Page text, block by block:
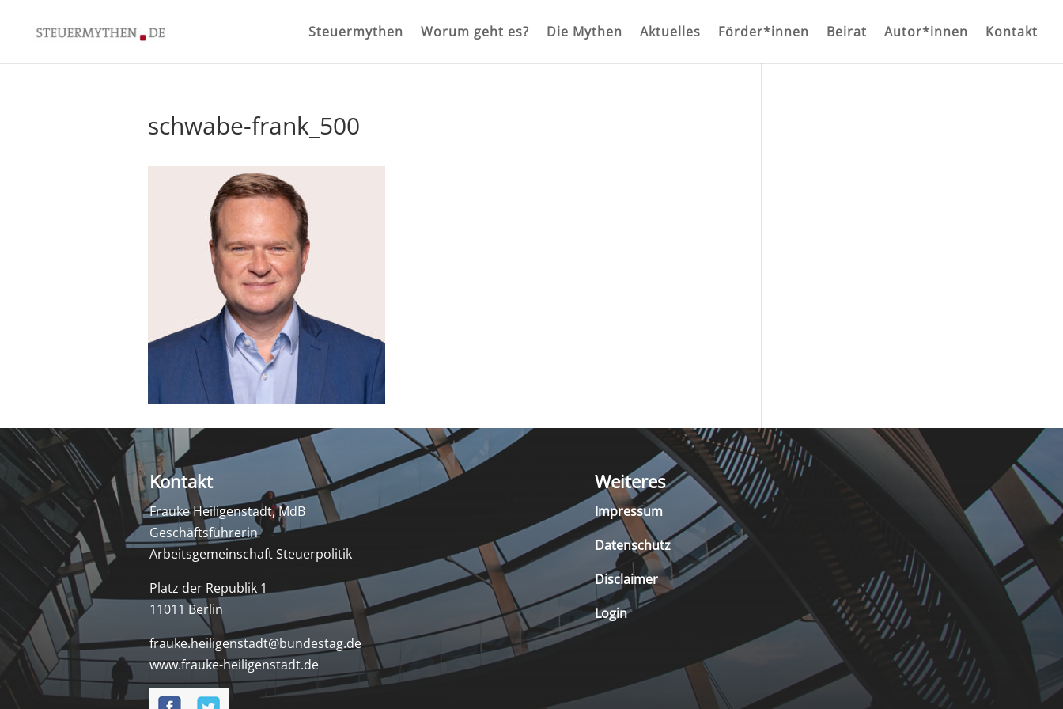
Steuermythen Worum geht es? Die Mythen Aktuelles Förder*innen Beirat Autor*innen Kontakt
schwabe-frank_500
Kontakt
Frauke Heiligenstadt, MdB
Geschäftsführerin
Arbeitsgemeinschaft Steuerpolitik
Platz der Republik 1
11011 Berlin
frauke.heiligenstadt@bundestag.de
www.frauke-heiligenstadt.de
Weiteres
Impressum
Datenschutz
Disclaimer
Login